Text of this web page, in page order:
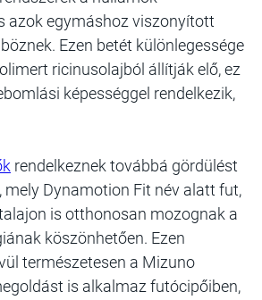
azok egymáshoz viszonyított
Ezen betét különlegessége
ricinusolajból állítják elő, ez
képességgel rendelkezik,
rendelkeznek továbbá gördülést
mely Dynamotion Fit név alatt fut,
is otthonosan mozognak a
köszönhetően. Ezen
természetesen a Mizuno
is alkalmaz futócipőiben,